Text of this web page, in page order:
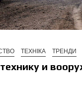
ТЕХНІКА ТРЕНДИ
и